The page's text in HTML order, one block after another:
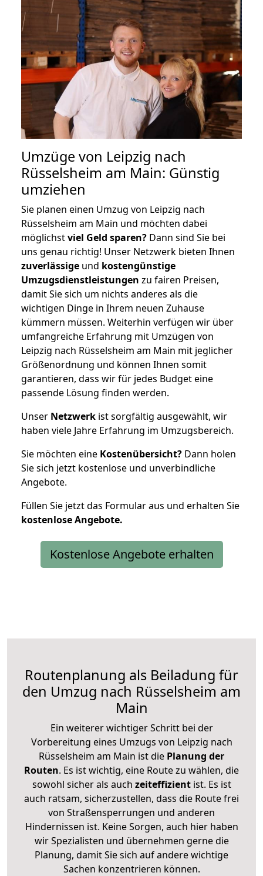
Umzüge von Leipzig nach
Rüsselsheim am Main: Günstig
umziehen
Sie planen einen Umzug von Leipzig nach
Rüsselsheim am Main und möchten dabei
möglichstviel Geld sparen? Dann sind Sie bei
uns genau richtig! Unser Netzwerk bieten Ihnen
zuverlässige und kostengünstige
Umzugsdienstleistungen zu fairen Preisen,
damit Sie sich um nichts anderes als die
wichtigen Dinge in Ihrem neuen Zuhause
kümmern müssen. Weiterhin verfügen wir über
umfangreiche Erfahrung mit Umzügen von
Leipzig nach Rüsselsheim am Main mit jeglicher
Größenordnung und können Ihnen somit
garantieren, dass wir für jedes Budget eine
passende Lösung finden werden.
Unser Netzwerk ist sorgfältig ausgewählt, wir
haben viele Jahre Erfahrung im Umzugsbereich.
Sie möchten eine Kostenübersicht? Dann holen
Sie sich jetzt kostenlose und unverbindliche
Angebote.
Füllen Sie jetzt das Formular aus und erhalten Sie
kostenloseAngebote.
Kostenlose Angebote erhalten
Routenplanung als Beiladung für
den Umzug nach Rüsselsheim am
Main
Ein weiterer wichtiger Schritt bei der
Vorbereitung eines Umzugs von Leipzig nach
Rüsselsheim am Main ist die Planung der
Routen. Es ist wichtig, eine Route zu wählen, die
sowohl sicher als auch zeiteffizientist. Es ist
auch ratsam, sicherzustellen, dass die Route frei
von Straßensperrungen und anderen
Hindernissen ist. Keine Sorgen, auch hier haben
wir Spezialisten und übernehmen gerne die
Planung, damit Sie sich auf andere wichtige
Sachen konzentrieren können.